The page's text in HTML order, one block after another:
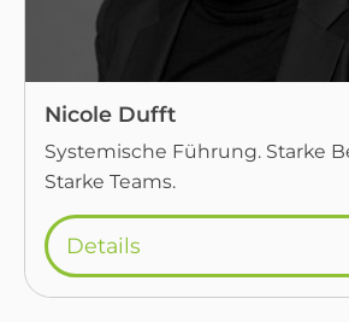
Nicole Dufft
Systemische Führung. Starke
Starke Teams.
Details